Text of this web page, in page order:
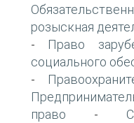
розыскная
- Право
социального
-
право -